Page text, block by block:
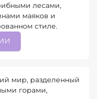
лесами,
маяков и
стиле.
мир, разделенный
горами,